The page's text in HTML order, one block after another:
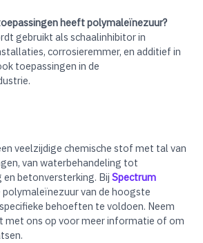
heeft polymaleïnezuur?
gebruikt als schaalinhibitor in
corrosieremmer, en additief in
toepassingen in de
veelzijdige chemische stof met tal van
van waterbehandeling tot
betonversterking. Bij Spectrum
polymaleïnezuur van de hoogste
behoeften te voldoen. Neem
met ons op voor meer informatie of om